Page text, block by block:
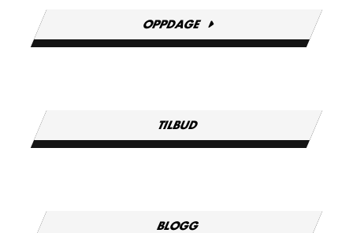
OPPDAGE
TILBUD
BLOGG